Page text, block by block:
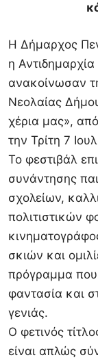
Η Δήμαρχος
η
ανακοίνωσαν
Νεολαίας
χέρια μας»,
την Τρίτη 7
Το φεστιβάλ
συνάντησης
σχολείων,
πολιτιστικών
σκιών και
πρόγραμμα που
φαντασία και
γενιάς.
Ο φετινός
είναι απλώς